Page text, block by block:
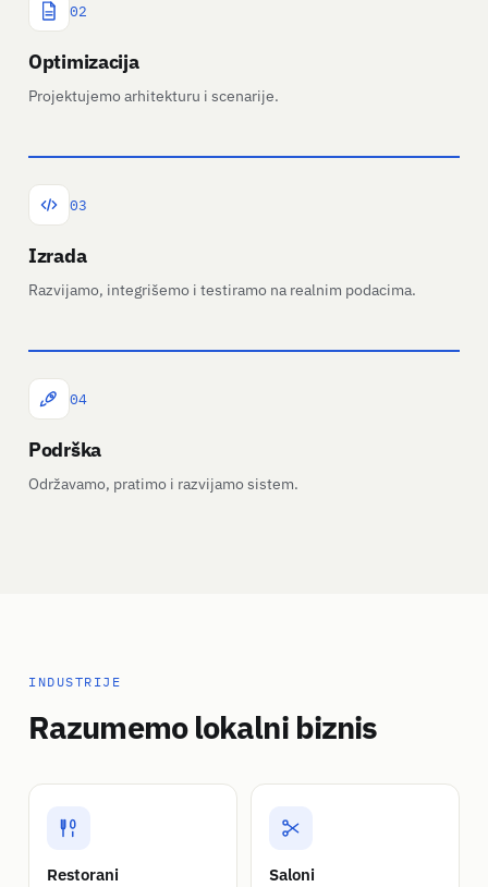
02
Optimizacija
Projektujemo arhitekturu i scenarije.
03
Izrada
Razvijamo, integrišemo i testiramo na realnim podacima.
04
Podrška
Održavamo, pratimo i razvijamo sistem.
INDUSTRIJE
Razumemo lokalni biznis
Restorani Saloni